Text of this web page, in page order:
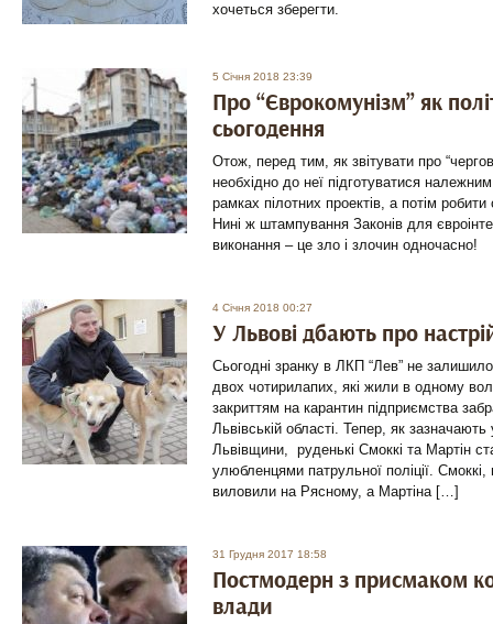
хочеться зберегти.
5 Січня 2018 23:39
Про “Єврокомунізм” як
сьогодення
Oтож, перед тим, як звітувати про
необхідно до неї підготуватися
рамках пілотних проектів, а потім
Нині ж штампування Законів для
виконання – це зло і злочин одночасно!
4 Січня 2018 00:27
У Львові дбають про
Сьогодні зранку в ЛКП “Лев” не
двох чотирилапих, які жили в одному
закриттям на карантин підприємства
Львівській області. Тепер, як
Львівщини, руденькі Смоккі та Мартін
улюбленцями патрульної поліції.
виловили на Рясному, а Мартіна […]
31 Грудня 2017 18:58
Постмодерн з присмаком
влади